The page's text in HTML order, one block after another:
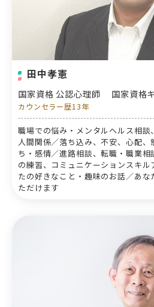
田中孝憲
国家資格 公認心理師 国家資格
カウンセラー歴13年
職場での悩み・メンタルヘルス相談
人間関係／落ち込み、不安、心配、
ち・感情／進路相談、転職・職業
の練習、コミュニケーションスキ
たの好きなこと・趣味のお話／あ
ただけます